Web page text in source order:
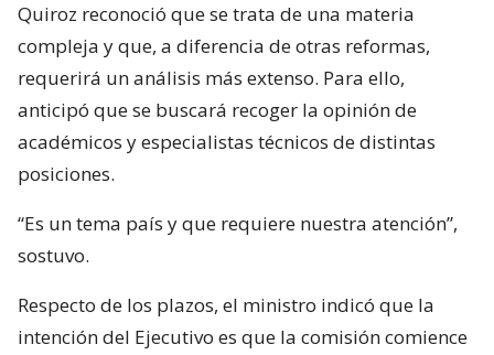
Quiroz reconoció que se trata de una materia
compleja y que, a diferencia de otras reformas,
requerirá un análisis más extenso. Para ello,
anticipó que se buscará recoger la opinión de
académicos y especialistas técnicos de distintas
posiciones.
“Es un tema país y que requiere nuestra atención”,
sostuvo.
Respecto de los plazos, el ministro indicó que la
intención del Ejecutivo es que la comisión comience